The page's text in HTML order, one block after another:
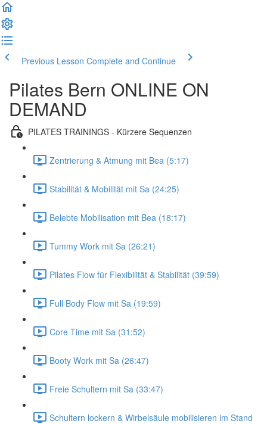
Previous Lesson Complete and Continue
Pilates Bern ONLINE ON
DEMAND
PILATES TRAININGS - Kürzere Sequenzen
Zentrierung & Atmung mit Bea (5:17)
Stabilität & Mobilität mit Sa (24:25)
Belebte Mobilisation mit Bea (18:17)
Tummy Work mit Sa (26:21)
Pilates Flow für Flexibilität & Stabilität (39:59)
Full Body Flow mit Sa (19:59)
Core Time mit Sa (31:52)
Booty Work mit Sa (26:47)
Freie Schultern mit Sa (33:47)
Schultern lockern & Wirbelsäule mobilisieren im Stand